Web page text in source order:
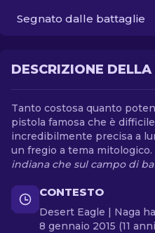
Segnato dalle battaglie
DESCRIZIONE DELLA
Tanto costosa quanto
pistola famosa che è
incredibilmente precisa a
un fregio a tema mitologico.
indiana che sul campo di
CONTESTO
Desert Eagle | Naga
8 gennaio 2015 (11